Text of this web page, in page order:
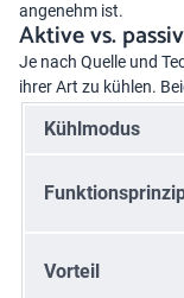
angenehm ist.
Aktive vs.
Je nach Quelle und
ihrer Art zu kühlen.
Kühlmodus
Vorteil